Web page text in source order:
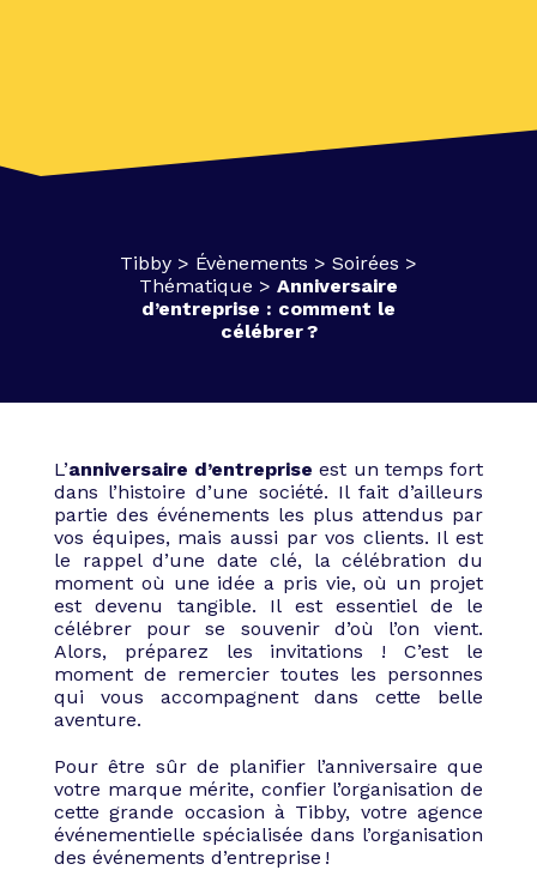
Tibby > Évènements > Soirées >
Thématique > Anniversaire
d’entreprise : comment le
célébrer ?
L’anniversaire d’entreprise est un temps fort
dans l’histoire d’une société. Il fait d’ailleurs
partie des événements les plus attendus par
vos équipes, mais aussi par vos clients. Il est
le rappel d’une date clé, la célébration du
moment où une idée a pris vie, où un projet
est devenu tangible. Il est essentiel de le
célébrer pour se souvenir d’où l’on vient.
Alors, préparez les invitations ! C’est le
moment de remercier toutes les personnes
qui vous accompagnent dans cette belle
aventure.
Pour être sûr de planifier l’anniversaire que
votre marque mérite, confier l’organisation de
cette grande occasion à Tibby, votre agence
événementielle spécialisée dans l’organisation
des événements d’entreprise !